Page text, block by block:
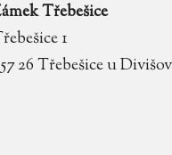
Třebešice
1
26 Třebešice u